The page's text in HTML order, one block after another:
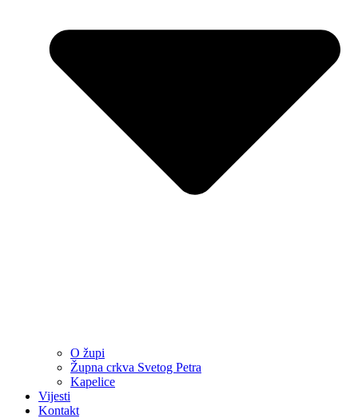
O župi
Župna crkva Svetog Petra
Kapelice
Vijesti
Kontakt